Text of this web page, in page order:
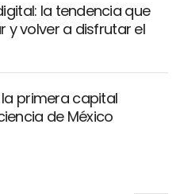
la tendencia que
y volver a disfrutar el
la primera capital
de México